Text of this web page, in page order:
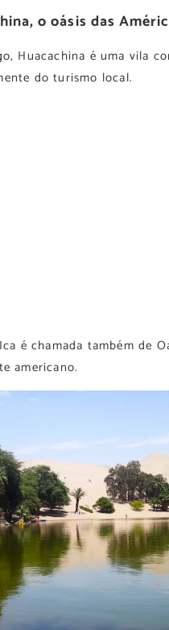
o oásis das
Huacachina é uma vila
do turismo local.
é chamada também de
americano.